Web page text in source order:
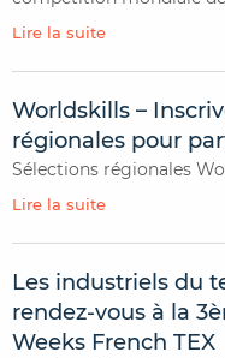
Lire la suite
Worldskills –
régionales pour
Sélections régionales
Lire la suite
Les industriels du
rendez-vous à la
Weeks French TEX